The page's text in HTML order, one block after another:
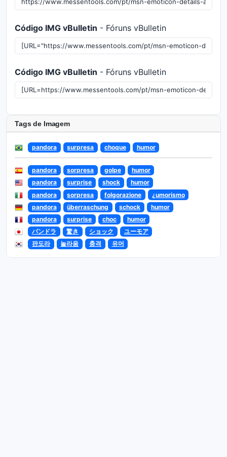
Código IMG vBulletin - Fóruns vBulletin
Código IMG vBulletin - Fóruns vBulletin
Tags de Imagem
pandora surpresa choque humor
pandora sorpresa golpe
humor
pandora
surprise shock
humor
pandora
sorpresa folgorazione
¿umorismo
pandora
überraschung schock
humor
pandora
surprise choc
humor
パンドラ
驚き ショック
ユーモア
판도라
놀라움 충격 유머